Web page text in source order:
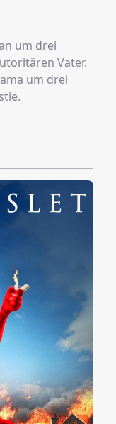
um drei
Vater.
um drei